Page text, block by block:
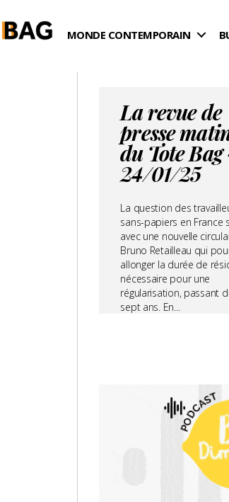
MONDE CONTEMPORAIN
La revue de
presse
du Tote Bag
24/01/25
La question des
sans-papiers en France
avec une nouvelle
Bruno Retailleau qui
allonger la durée de
nécessaire pour une
régularisation, passant
sept ans. En...